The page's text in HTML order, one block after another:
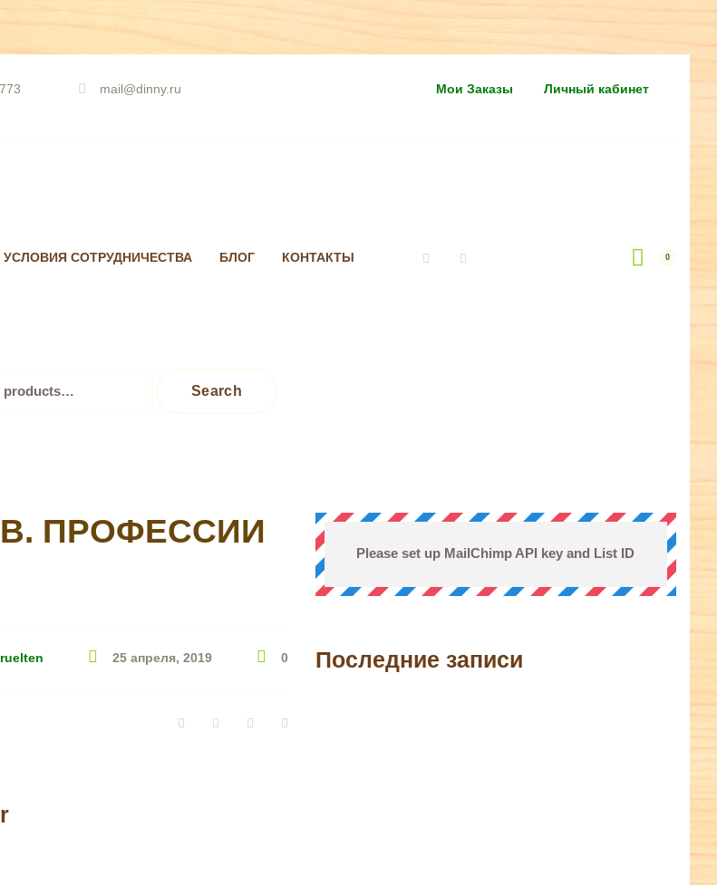
to
mail@dinny.ru Мои Заказы Личный кабинет
УСЛОВИЯ СОТРУДНИЧЕСТВА БЛОГ КОНТАКТЫ 0
Search
ПРОФЕССИИ
25 апреля, 2019 0
FacebookTwitter Google+
Please set up MailChimp API key and List ID
Последние записи